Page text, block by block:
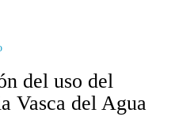
del uso del
Vasca del Agua